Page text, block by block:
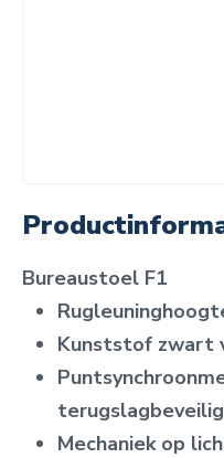
Bureaustoel F1
Kunststof zwart
Mechaniek op